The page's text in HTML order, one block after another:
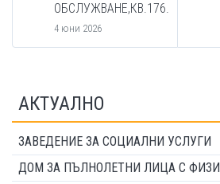
ОБСЛУЖВАНЕ,КВ.176.
4 юни 2026
АКТУАЛНО
ЗАВЕДЕНИЕ ЗА СОЦИАЛНИ УСЛУГИ
ДОМ ЗА ПЪЛНОЛЕТНИ ЛИЦА С